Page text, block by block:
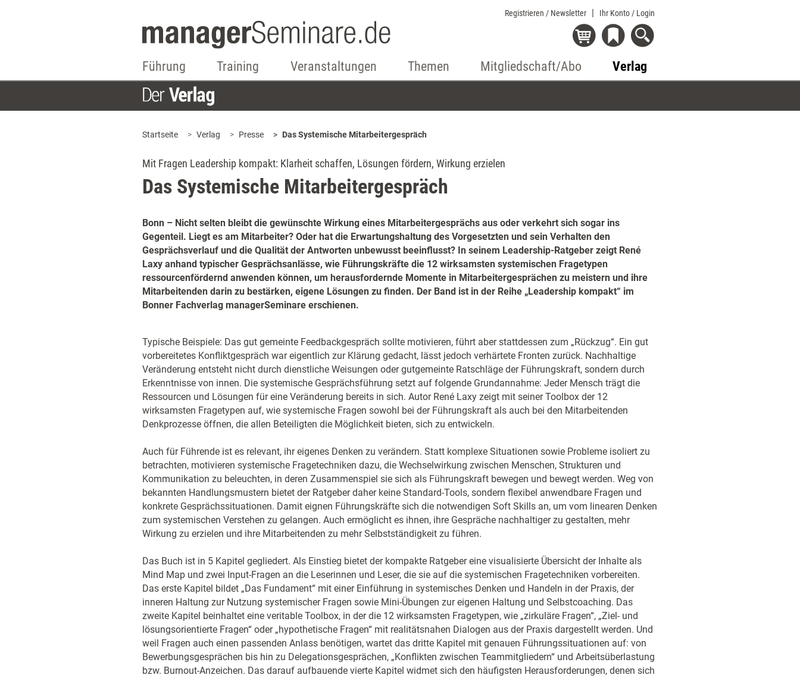
Registrieren / Newsletter Ihr Konto / Login
Führung Training Veranstaltungen Themen Mitgliedschaft/Abo Verlag
Startseite Verlag Presse Das Systemische Mitarbeitergespräch
Mit Fragen Leadership kompakt: Klarheit schaffen, Lösungen fördern, Wirkung erzielen
Das Systemische Mitarbeitergespräch
Bonn – Nicht selten bleibt die gewünschte Wirkung eines Mitarbeitergesprächs aus oder verkehrt sich sogar ins
Gegenteil. Liegt es am Mitarbeiter? Oder hat die Erwartungshaltung des Vorgesetzten und sein Verhalten den
Gesprächsverlauf und die Qualität der Antworten unbewusst beeinflusst? In seinem Leadership-Ratgeber zeigt René
Laxy anhand typischer Gesprächsanlässe, wie Führungskräfte die 12 wirksamsten systemischen Fragetypen
ressourcenfördernd anwenden können, um herausfordernde Momente in Mitarbeitergesprächen zu meistern und ihre
Mitarbeitenden darin zu bestärken, eigene Lösungen zu finden. Der Band ist in der Reihe „Leadership kompakt“ im
Bonner Fachverlag managerSeminare erschienen.
Typische Beispiele: Das gut gemeinte Feedbackgespräch sollte motivieren, führt aber stattdessen zum „Rückzug“. Ein gut
vorbereitetes Konfliktgespräch war eigentlich zur Klärung gedacht, lässt jedoch verhärtete Fronten zurück. Nachhaltige
Veränderung entsteht nicht durch dienstliche Weisungen oder gutgemeinte Ratschläge der Führungskraft, sondern durch
Erkenntnisse von innen. Die systemische Gesprächsführung setzt auf folgende Grundannahme: Jeder Mensch trägt die
Ressourcen und Lösungen für eine Veränderung bereits in sich. Autor René Laxy zeigt mit seiner Toolbox der 12
wirksamsten Fragetypen auf, wie systemische Fragen sowohl bei der Führungskraft als auch bei den Mitarbeitenden
Denkprozesse öffnen, die allen Beteiligten die Möglichkeit bieten, sich zu entwickeln.
Auch für Führende ist es relevant, ihr eigenes Denken zu verändern. Statt komplexe Situationen sowie Probleme isoliert zu
betrachten, motivieren systemische Fragetechniken dazu, die Wechselwirkung zwischen Menschen, Strukturen und
Kommunikation zu beleuchten, in deren Zusammenspiel sie sich als Führungskraft bewegen und bewegt werden. Weg von
bekannten Handlungsmustern bietet der Ratgeber daher keine Standard-Tools, sondern flexibel anwendbare Fragen und
konkrete Gesprächssituationen. Damit eignen Führungskräfte sich die notwendigen Soft Skills an, um vom linearen Denken
zum systemischen Verstehen zu gelangen. Auch ermöglicht es ihnen, ihre Gespräche nachhaltiger zu gestalten, mehr
Wirkung zu erzielen und ihre Mitarbeitenden zu mehr Selbstständigkeit zu führen.
Das Buch ist in 5 Kapitel gegliedert. Als Einstieg bietet der kompakte Ratgeber eine visualisierte Übersicht der Inhalte als
Mind Map und zwei Input-Fragen an die Leserinnen und Leser, die sie auf die systemischen Fragetechniken vorbereiten.
Das erste Kapitel bildet „Das Fundament“ mit einer Einführung in systemisches Denken und Handeln in der Praxis, der
inneren Haltung zur Nutzung systemischer Fragen sowie Mini-Übungen zur eigenen Haltung und Selbstcoaching. Das
zweite Kapitel beinhaltet eine veritable Toolbox, in der die 12 wirksamsten Fragetypen, wie „zirkuläre Fragen“, „Ziel- und
lösungsorientierte Fragen“ oder „hypothetische Fragen“ mit realitätsnahen Dialogen aus der Praxis dargestellt werden. Und
weil Fragen auch einen passenden Anlass benötigen, wartet das dritte Kapitel mit genauen Führungssituationen auf: von
Bewerbungsgesprächen bis hin zu Delegationsgesprächen, „Konflikten zwischen Teammitgliedern“ und Arbeitsüberlastung
bzw. Burnout-Anzeichen. Das darauf aufbauende vierte Kapitel widmet sich den häufigsten Herausforderungen, denen sich